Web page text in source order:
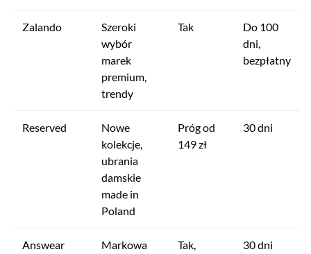
Zalando
Szeroki
wybór
marek
premium,
trendy
Tak
Do 100
dni,
bezpłatny
Reserved
Nowe
kolekcje,
ubrania
damskie
made in
Poland
Próg od
149 zł
30 dni
Answear
Markowa
Tak,
30 dni